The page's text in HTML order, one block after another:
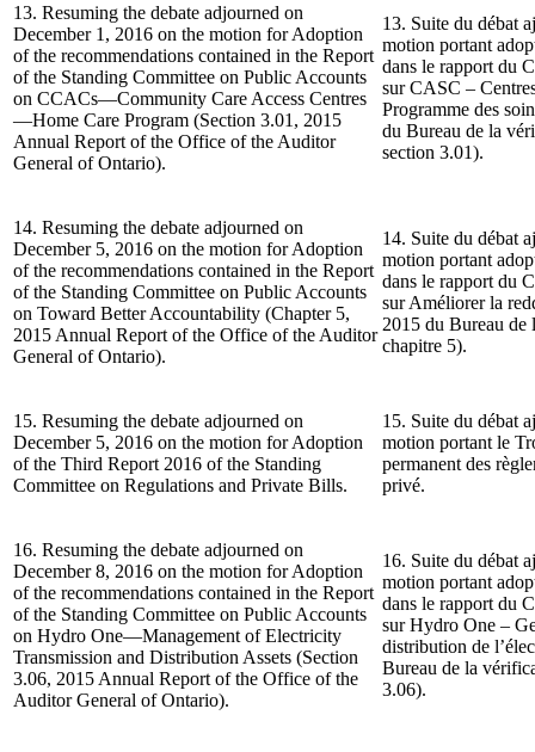
13. Resuming the debate adjourned on
December 1, 2016 on the motion for Adoption
of the recommendations contained in the Report
of the Standing Committee on Public Accounts
on CCACs—Community Care Access Centres
—Home Care Program (Section 3.01, 2015
Annual Report of the Office of the Auditor
General of Ontario).
13. Suite du débat
motion portant
dans le rapport du
sur CASC –
Programme des
du Bureau de la
section 3.01).
14. Resuming the debate adjourned on
December 5, 2016 on the motion for Adoption
of the recommendations contained in the Report
of the Standing Committee on Public Accounts
on Toward Better Accountability (Chapter 5,
2015 Annual Report of the Office of the Auditor
General of Ontario).
14. Suite du débat
motion portant
dans le rapport du
sur Améliorer la
2015 du Bureau de
chapitre 5).
15. Resuming the debate adjourned on
December 5, 2016 on the motion for Adoption
of the Third Report 2016 of the Standing
Committee on Regulations and Private Bills.
15. Suite du débat
motion portant le
permanent des
privé.
16. Resuming the debate adjourned on
December 8, 2016 on the motion for Adoption
of the recommendations contained in the Report
of the Standing Committee on Public Accounts
on Hydro One—Management of Electricity
Transmission and Distribution Assets (Section
3.06, 2015 Annual Report of the Office of the
Auditor General of Ontario).
16. Suite du débat
motion portant
dans le rapport du
sur Hydro One –
distribution de
Bureau de la
3.06).